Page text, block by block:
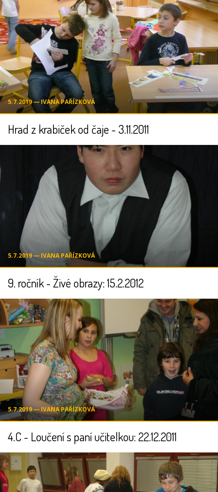
5.7.2019 ― IVANA PAŘÍZKOVÁ
Hrad z krabiček od čaje - 3.11.2011
5.7.2019 ― IVANA PAŘÍZKOVÁ
9. ročník - Živé obrazy: 15.2.2012
5.7.2019 ― IVANA PAŘÍZKOVÁ
4.C - Loučení s paní učitelkou: 22.12.2011